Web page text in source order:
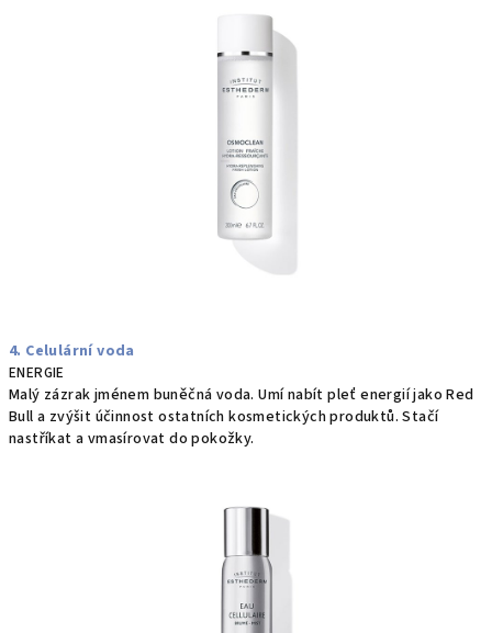
4. Celulární voda
ENERGIE
Malý zázrak jménem buněčná voda. Umí nabít pleť energií jako Red
Bull a zvýšit účinnost ostatních kosmetických produktů. Stačí
nastříkat a vmasírovat do pokožky.